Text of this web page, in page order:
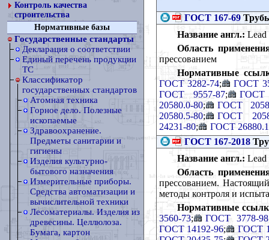
Контроль качества
строительства
Нормативные базы
Государственные стандарты
Декларация о соответствии
Единый перечень продукции
ТС
Классификатор
государственных стандартов
Атомная техника
Горное дело. Полезные
ископаемые
Здравоохранение.
Предметы санитарии и
гигиены
Изделия культурно-
бытового назначения
Измерительные приборы.
Средства автоматизации и
вычислительной техники
Лесоматериалы. Изделия из
древесины. Целлюлоза.
Бумага, картон
ГОСТ 167-69
Название англ.: Lead
Область
прессованием
Нормативные
ГОСТ 3282-74;
ГОСТ
ГОСТ 9557-87;
ГОСТ
20580.0-80;
ГОСТ
20580.5-80;
ГОСТ
24231-80;
ГОСТ
ГОСТ 167-2018
Название англ.: Lead
Область
прессованием.
методы контроля и
Нормативные
3560-73; ГОСТ 3778-98
ГОСТ 14192-96;
ГОСТ